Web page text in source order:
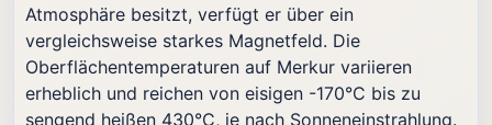
Atmosphäre besitzt, verfügt er über ein
vergleichsweise starkes Magnetfeld. Die
Oberflächentemperaturen auf Merkur variieren
erheblich und reichen von eisigen -170°C bis zu
sengend heißen 430°C, je nach Sonneneinstrahlung.